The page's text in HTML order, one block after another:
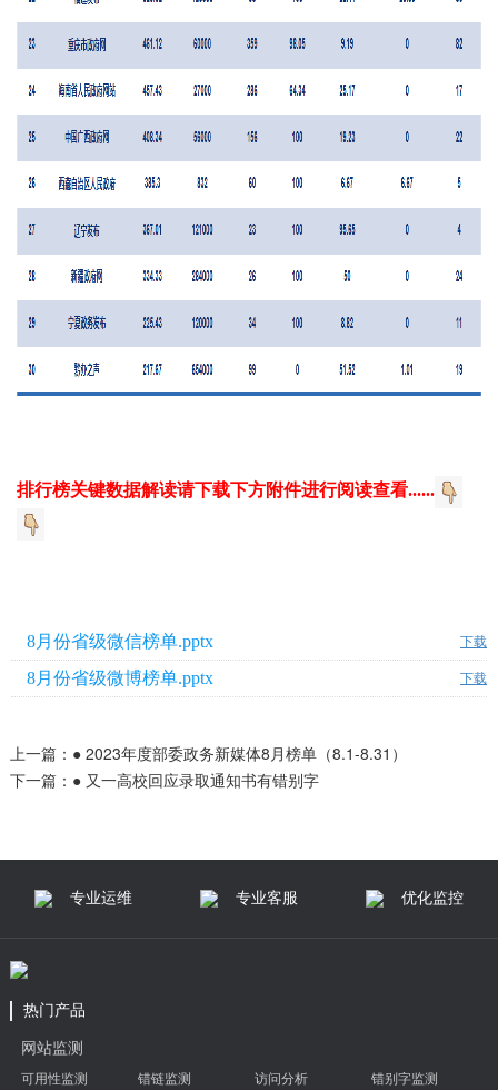
排行榜关键数据解读请下载下方附件进行阅读查看......
8月份省级微信榜单.pptx 下载
8月份省级微博榜单.pptx 下载
上一篇： ● 2023年度部委政务新媒体8月榜单（8.1-8.31）
下一篇： ● 又一高校回应录取通知书有错别字
专业运维 专业客服 优化监控
热门产品
网站监测
可用性监测 错链监测 访问分析 错别字监测